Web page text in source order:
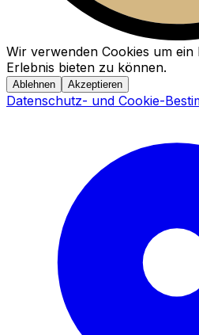
Wir verwenden Cookies um ein
Erlebnis bieten zu können.
Ablehnen Akzeptieren
Datenschutz- und Cookie-